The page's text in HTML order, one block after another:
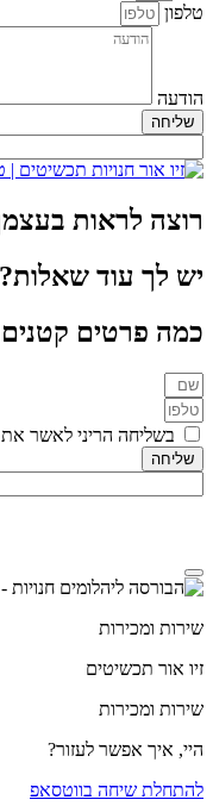
טלפון
הודעה
שליחה
רוצה לראות
יש לך עוד שאלות?
כמה פרטים קטנים
בשליחה הריני לאשר
שליחה
שירות ומכירות
זיו אור תכשיטים
שירות ומכירות
היי, איך אפשר לעזור?
להתחלת שיחה בווטסאפ